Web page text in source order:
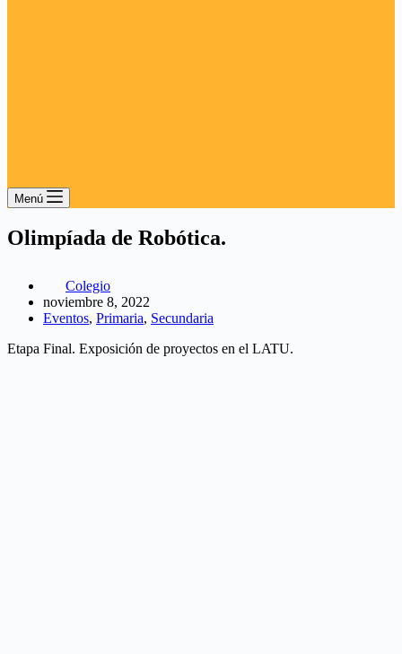
Menú
Olimpíada de Robótica.
Colegio
noviembre 8, 2022
Eventos, Primaria, Secundaria
Etapa Final. Exposición de proyectos en el LATU.